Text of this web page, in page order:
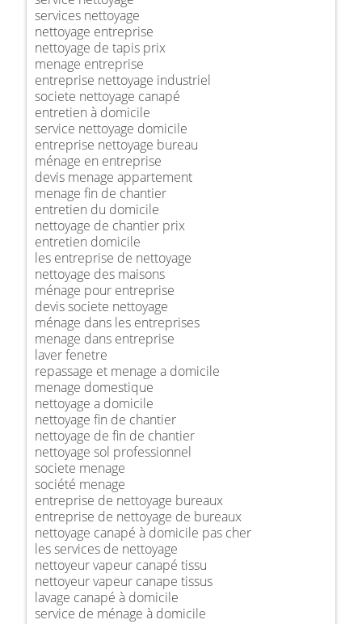
services nettoyage
nettoyage entreprise
nettoyage de tapis prix
menage entreprise
entreprise nettoyage industriel
societe nettoyage canapé
entretien à domicile
service nettoyage domicile
entreprise nettoyage bureau
ménage en entreprise
devis menage appartement
menage fin de chantier
entretien du domicile
nettoyage de chantier prix
entretien domicile
les entreprise de nettoyage
nettoyage des maisons
ménage pour entreprise
devis societe nettoyage
ménage dans les entreprises
menage dans entreprise
laver fenetre
repassage et menage a domicile
menage domestique
nettoyage a domicile
nettoyage fin de chantier
nettoyage de fin de chantier
nettoyage sol professionnel
societe menage
société menage
entreprise de nettoyage bureaux
entreprise de nettoyage de bureaux
nettoyage canapé à domicile pas cher
les services de nettoyage
nettoyeur vapeur canapé tissu
nettoyeur vapeur canape tissus
lavage canapé à domicile
service de ménage à domicile